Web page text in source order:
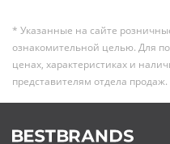
* Указанные на сайте
ознакомительной целью. Для
ценах, характеристиках и
представителям отдела продаж.